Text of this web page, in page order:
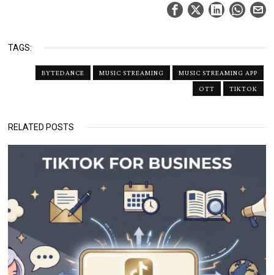
TAGS:
BYTEDANCE MUSIC STREAMING
MUSIC STREAMING APP
OTT
TIKTOK
RELATED POSTS